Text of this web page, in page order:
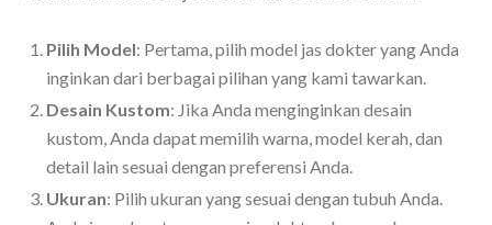
Pilih Model: Pertama, pilih model jas dokter yang Anda
inginkan dari berbagai pilihan yang kami tawarkan.
Desain Kustom: Jika Anda menginginkan desain
kustom, Anda dapat memilih warna, model kerah, dan
detail lain sesuai dengan preferensi Anda.
Ukuran: Pilih ukuran yang sesuai dengan tubuh Anda.